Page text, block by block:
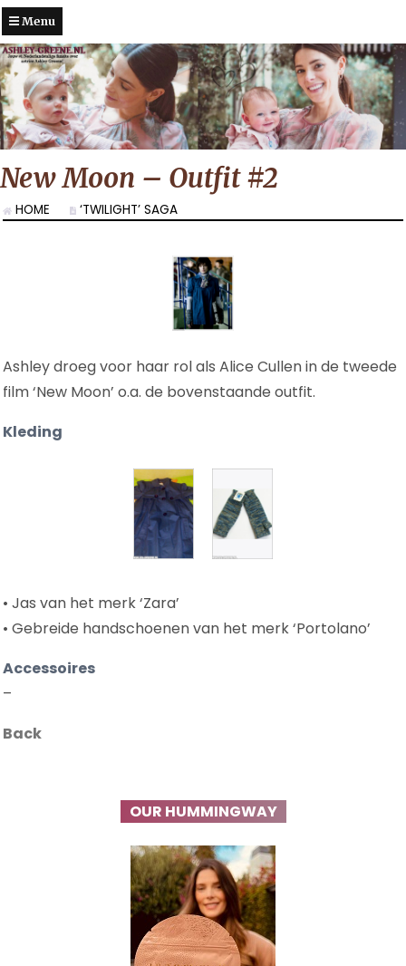
Menu
New Moon – Outfit #2
HOME ‘TWILIGHT’ SAGA
Ashley droeg voor haar rol als Alice Cullen in de tweede
film ‘New Moon’ o.a. de bovenstaande outfit.
Kleding
• Jas van het merk ‘Zara’
• Gebreide handschoenen van het merk ‘Portolano’
Accessoires
–
Back
OUR HUMMINGWAY